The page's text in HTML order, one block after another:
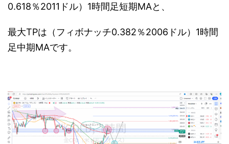
0.618％2011ドル）1時間足短期MAと、
最大TPは（フィボナッチ0.382％2006ドル）1時間
足中期MAです。